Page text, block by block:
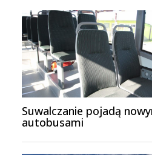
Suwalczanie pojadą
autobusami